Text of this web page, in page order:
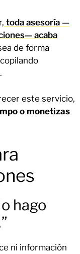
toda asesoría —
acaba
de forma
este servicio,
o monetizas
hago
ni información